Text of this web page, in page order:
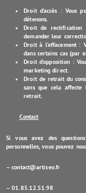
Droit d’accès : Vous
détenons.
Droit de rectification
demander leur
Droit à l’effacement:
dans certains cas (par
Droit d’opposition :
marketing direct.
Droit de retrait du
sans que cela
retrait.
Contact
Si vous avez des
personnelles, vous pouvez
–contact@artiseo.fr
– 01.85.12.51.98